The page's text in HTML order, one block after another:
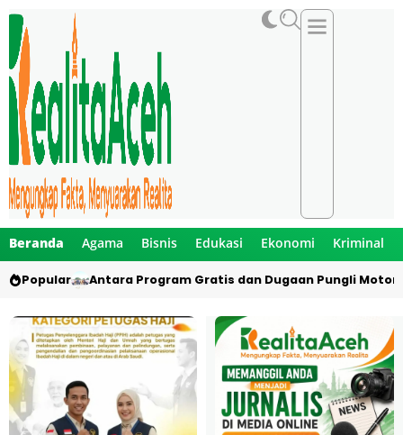
Beranda Agama Bisnis Edukasi Ekonomi Kriminal
Popular Antara Program Gratis dan Dugaan Pungli Motor